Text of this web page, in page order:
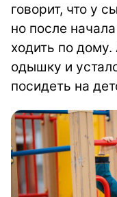
говорит, что у
но после
ходить по
одышку и
посидеть на